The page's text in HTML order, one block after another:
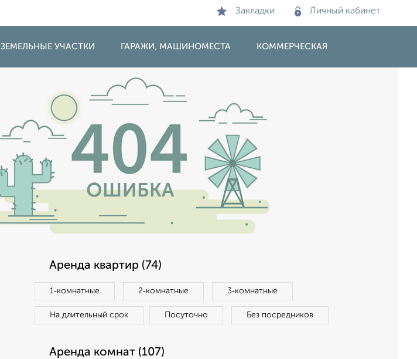
Закладки Личный кабинет
ЗЕМЕЛЬНЫЕ УЧАСТКИ ГАРАЖИ, МАШИНОМЕСТА КОММЕРЧЕСКАЯ
Аренда квартир (74)
1‑комнатные 2‑комнатные 3‑комнатные
На длительный срок Посуточно Без посредников
Аренда комнат (107)